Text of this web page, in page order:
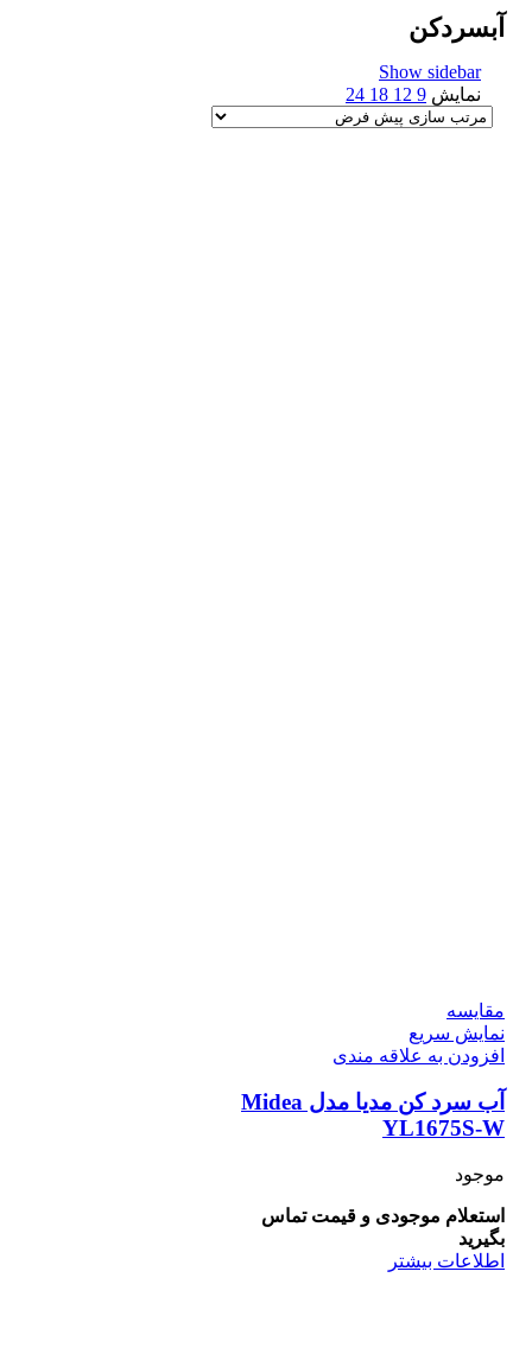
آبسردکن
Show sidebar
نمایش 9
12
18
24
مقايسه
نمایش سریع
افزودن به علاقه مندی
آب سرد کن مدیا مدل Midea
YL1675S-W
موجود
استعلام موجودی و قیمت تماس
بگیرید
اطلاعات بیشتر